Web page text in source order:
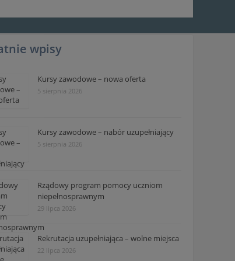
wpisy
Kursy zawodowe – nowa oferta
5 sierpnia 2026
Kursy zawodowe – nabór uzupełniający
5 sierpnia 2026
Rządowy program pomocy uczniom
niepełnosprawnym
29 lipca 2026
Rekrutacja uzupełniająca – wolne miejsca
22 lipca 2026